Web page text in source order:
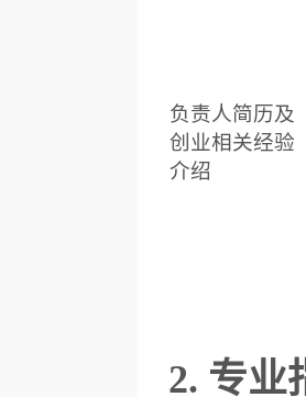
负责人简历及
创业相关经验
介绍
2. 专业